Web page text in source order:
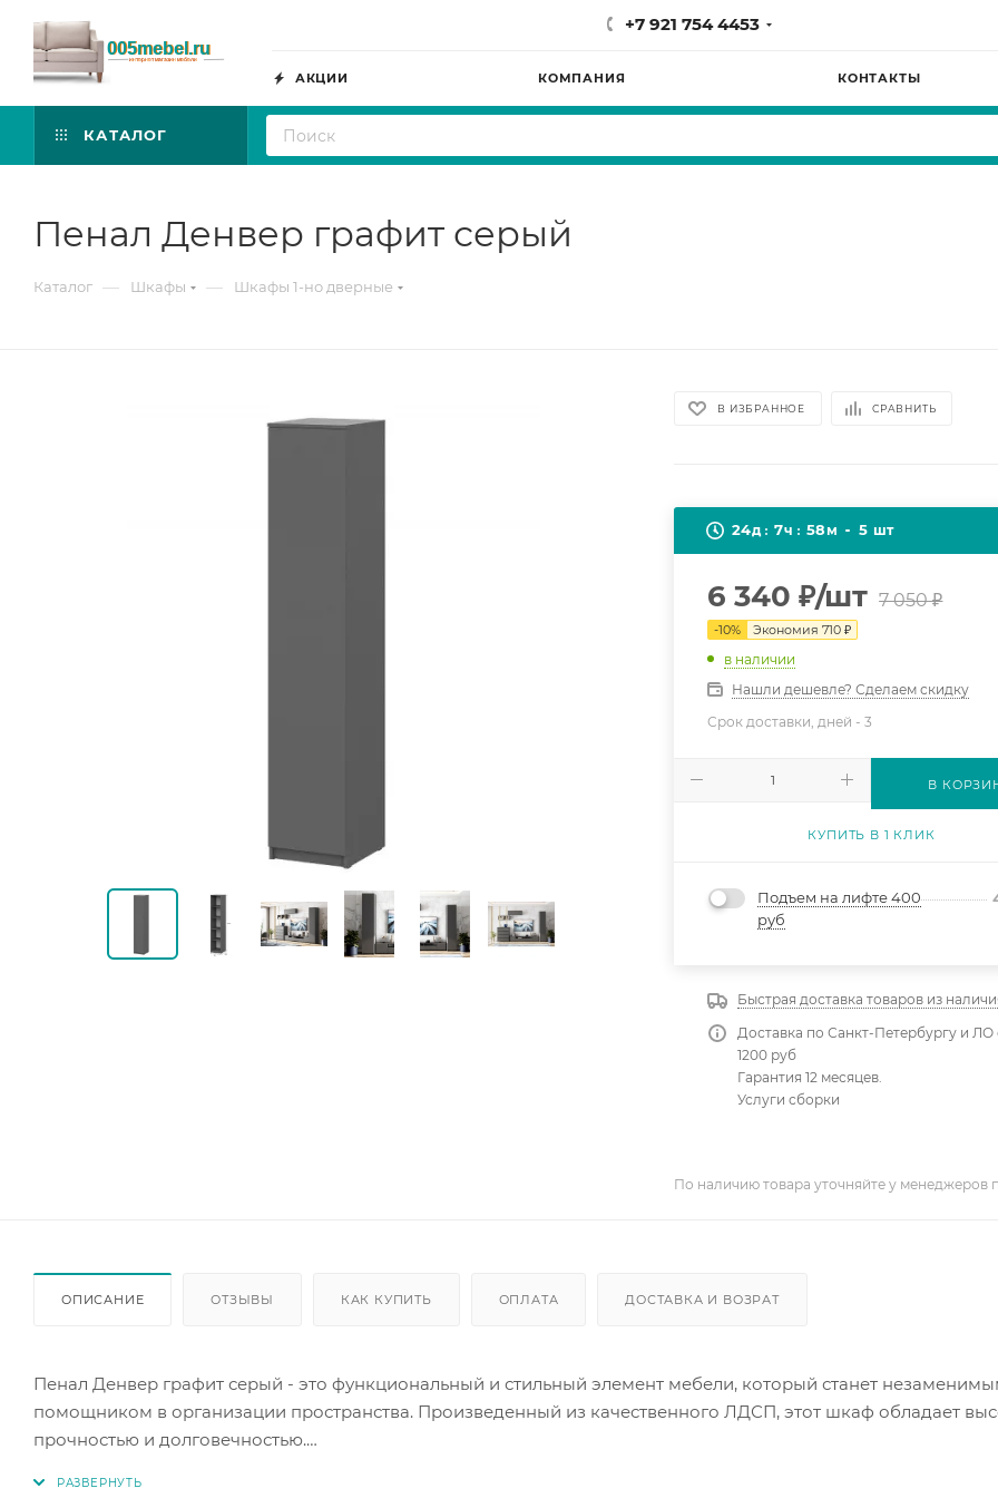
+7 921 754 4453
АКЦИИ КОМПАНИЯ КОНТАКТЫ
КАТАЛОГ
Пенал Денвер графит серый
Каталог — Шкафы — Шкафы 1-но дверные
В ИЗБРАННОЕ СРАВНИТЬ
24д 7ч 58м 5 шт
6 340 ₽/шт 7 050₽
-10% Экономия710 ₽
в наличии
Нашли дешевле? Сделаем скидку
Срок доставки, дней -3
В
КУПИТЬ В 1 КЛИК
Подъем на лифте 400
руб
Быстрая доставка товаров из
Доставка по Санкт-Петербургу и ЛО
1200 руб
Гарантия 12 месяцев.
Услуги сборки
По наличию товара уточняйте у менеджеров
ОПИСАНИЕ ОТЗЫВЫ КАК КУПИТЬ ОПЛАТА ДОСТАВКА И ВОЗРАТ
Пенал Денвер графит серый - это функциональный и стильный элемент мебели, который станет
помощником в организации пространства. Произведенный из качественного ЛДСП, этот шкаф обладает
прочностью и долговечностью.